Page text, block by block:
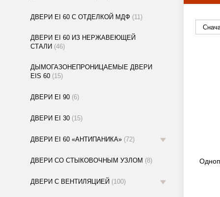
ДВЕРИ EI 60 С ОТДЕЛКОЙ МДФ (11)
ДВЕРИ EI 60 ИЗ НЕРЖАВЕЮЩЕЙ
СТАЛИ (46)
ДЫМОГАЗОНЕПРОНИЦАЕМЫЕ ДВЕРИ
EIS 60 (15)
ДВЕРИ EI 90 (6)
ДВЕРИ EI 30 (15)
ДВЕРИ EI 60 «АНТИПАНИКА» (72)
ДВЕРИ СО СТЫКОВОЧНЫМ УЗЛОМ (8)
ДВЕРИ С ВЕНТИЛЯЦИЕЙ (100)